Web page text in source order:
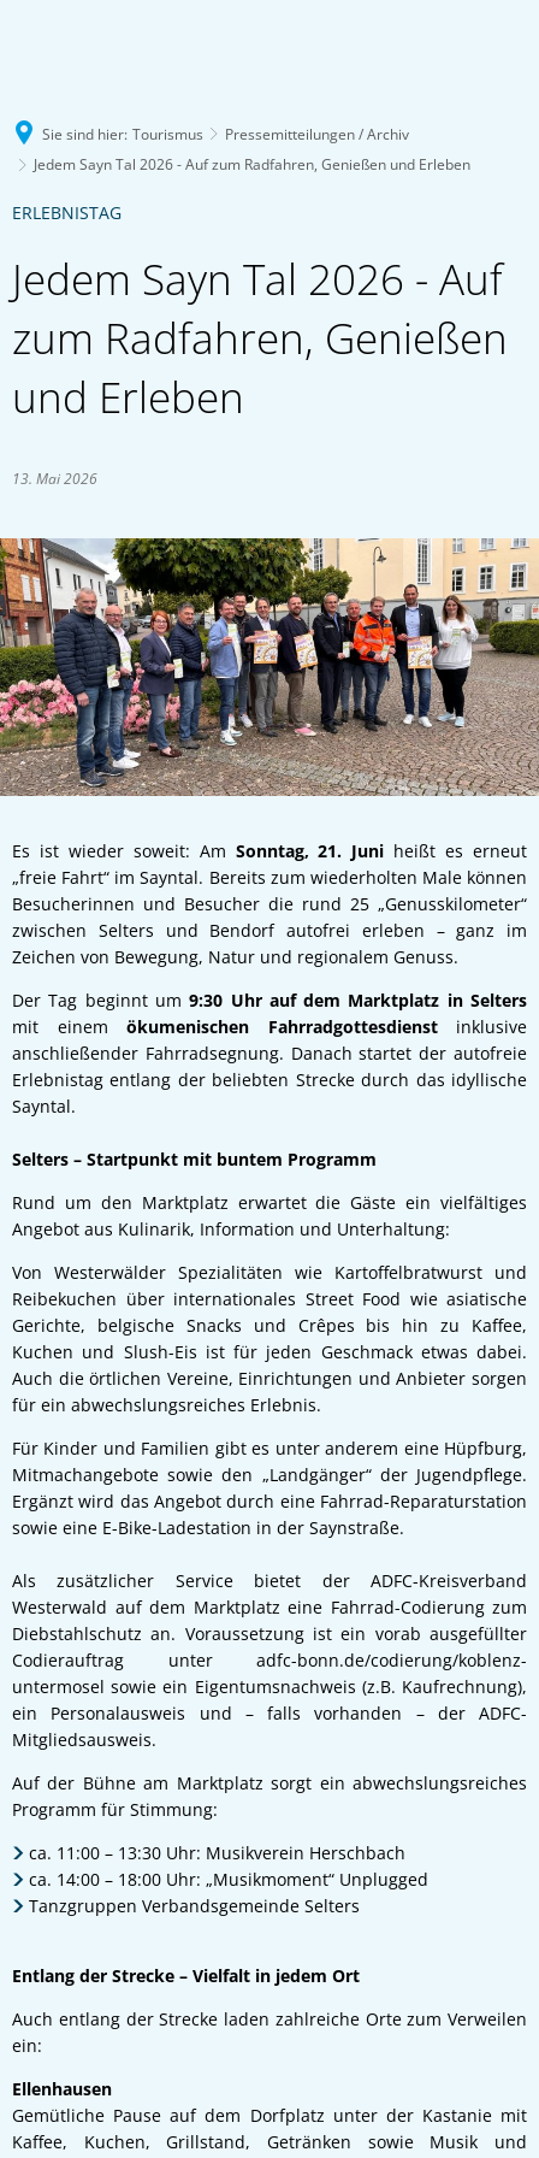
Sie sind hier: Tourismus
Pressemitteilungen / Archiv
Jedem Sayn Tal 2026 - Auf zum Radfahren, Genießen und Erleben
ERLEBNISTAG
Jedem Sayn Tal 2026 - Auf
zum Radfahren, Genießen
und Erleben
13. Mai 2026
Es ist wieder soweit: Am Sonntag, 21. Juni heißt es erneut
„freie Fahrt“ im Sayntal. Bereits zum wiederholten Male können
Besucherinnen und Besucher die rund 25 „Genusskilometer“
zwischen Selters und Bendorf autofrei erleben – ganz im
Zeichen von Bewegung, Natur und regionalem Genuss.
Der Tag beginnt um9:30 Uhr auf dem Marktplatz in Selters
mit einem ökumenischen Fahrradgottesdienstinklusive
anschließender Fahrradsegnung. Danach startet der autofreie
Erlebnistag entlang der beliebten Strecke durch das idyllische
Sayntal.
Selters – Startpunkt mit buntem Programm
Rund um den Marktplatz erwartet die Gäste ein vielfältiges
Angebot aus Kulinarik, Information und Unterhaltung:
Von Westerwälder Spezialitäten wie Kartoffelbratwurst und
Reibekuchen über internationales Street Food wie asiatische
Gerichte, belgische Snacks und Crêpes bis hin zu Kaffee,
Kuchen und Slush-Eis ist für jeden Geschmack etwas dabei.
Auch die örtlichen Vereine, Einrichtungen und Anbieter sorgen
für ein abwechslungsreiches Erlebnis.
Für Kinder und Familien gibt es unter anderem eine Hüpfburg,
Mitmachangebote sowie den „Landgänger“ der Jugendpflege.
Ergänzt wird das Angebot durch eine Fahrrad-Reparaturstation
sowie eine E-Bike-Ladestation in der Saynstraße.
Als zusätzlicher Service bietet der ADFC-Kreisverband
Westerwald auf dem Marktplatz eine Fahrrad-Codierung zum
Diebstahlschutz an. Voraussetzung ist ein vorab ausgefüllter
Codierauftrag unter adfc-bonn.de/codierung/koblenz-
untermosel sowie ein Eigentumsnachweis (z.B. Kaufrechnung),
ein Personalausweis und – falls vorhanden – der ADFC-
Mitgliedsausweis.
Auf der Bühne am Marktplatz sorgt ein abwechslungsreiches
Programm für Stimmung:
ca. 11:00 – 13:30 Uhr: Musikverein Herschbach
ca. 14:00 – 18:00 Uhr: „Musikmoment“ Unplugged
Tanzgruppen Verbandsgemeinde Selters
Entlang der Strecke – Vielfalt in jedem Ort
Auch entlang der Strecke laden zahlreiche Orte zum Verweilen
ein:
Ellenhausen
Gemütliche Pause auf dem Dorfplatz unter der Kastanie mit
Kaffee, Kuchen, Grillstand, Getränken sowie Musik und